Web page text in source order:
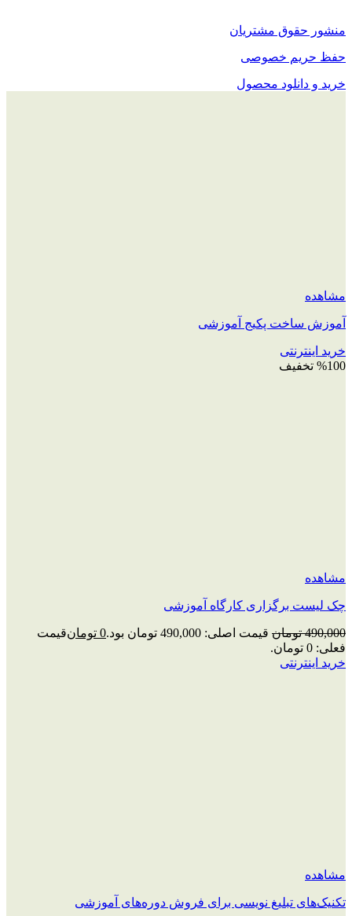
منشور حقوق مشتریان
حفظ حریم خصوصی
خرید و دانلود محصول
مشاهده
آموزش ساخت پکیج آموزشی
خرید اینترنتی
%100 تخفیف
مشاهده
چک‌ لیست برگزاری کارگاه آموزشی
490,000 تومان قیمت اصلی: 490,000 تومان بود. 0 تومانقیمت
فعلی: 0 تومان.
خرید اینترنتی
مشاهده
تکنیک‌های تبلیغ نویسی برای فروش دوره‌های آموزشی